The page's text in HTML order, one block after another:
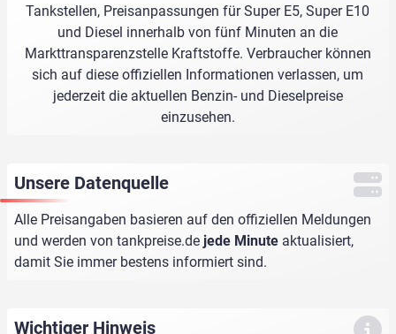
Tankstellen, Preisanpassungen für Super E5, Super E10
und Diesel innerhalb von fünf Minuten an die
Markttransparenzstelle Kraftstoffe. Verbraucher können
sich auf diese offiziellen Informationen verlassen, um
jederzeit die aktuellen Benzin- und Dieselpreise
einzusehen.
Unsere Datenquelle
Alle Preisangaben basieren auf den offiziellen Meldungen
und werden von tankpreise.de jede Minute aktualisiert,
damit Sie immer bestens informiert sind.
Wichtiger Hinweis